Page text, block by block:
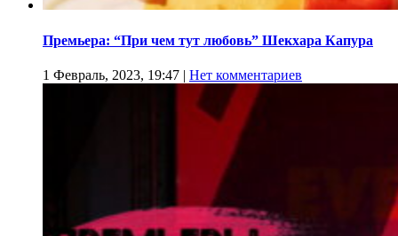
Премьера: “При чем тут любовь” Шекхара Капура
1 Февраль, 2023, 19:47 | Нет комментариев